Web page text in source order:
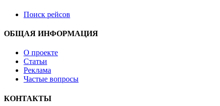
Поиск рейсов
ОБЩАЯ ИНФОРМАЦИЯ
О проекте
Статьи
Реклама
Частые вопросы
КОНТАКТЫ